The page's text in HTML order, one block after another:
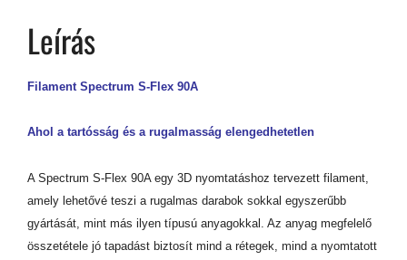
Leírás
Filament Spectrum S-Flex 90A
Ahol a tartósság és a rugalmasság elengedhetetlen
A Spectrum S-Flex 90A egy 3D nyomtatáshoz tervezett filament,
amely lehetővé teszi a rugalmas darabok sokkal egyszerűbb
gyártását, mint más ilyen típusú anyagokkal. Az anyag megfelelő
összetétele jó tapadást biztosít mind a rétegek, mind a nyomtatott